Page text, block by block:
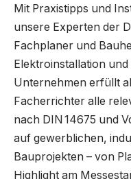
Mit Praxistipps und
unsere Experten der
Fachplaner und
Elektroinstallation
Unternehmen erfüllt
Facherrichter alle
nach DIN 14675 und
auf gewerblichen,
Bauprojekten – von
Highlight am